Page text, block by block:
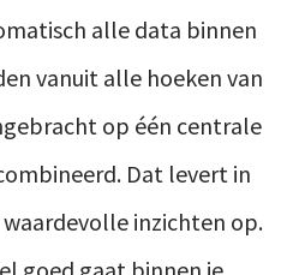
alle data binnen
vanuit alle hoeken van
op één centrale
Dat levert in
inzichten op.